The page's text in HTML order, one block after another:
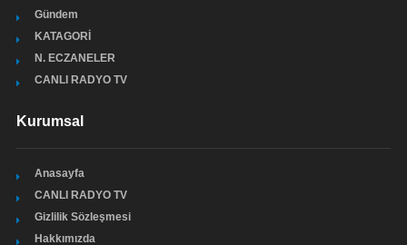
Gündem
KATAGORİ
N. ECZANELER
CANLI RADYO TV
Kurumsal
Anasayfa
CANLI RADYO TV
Gizlilik Sözleşmesi
Hakkımızda